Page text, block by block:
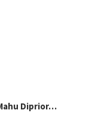
Diprior…